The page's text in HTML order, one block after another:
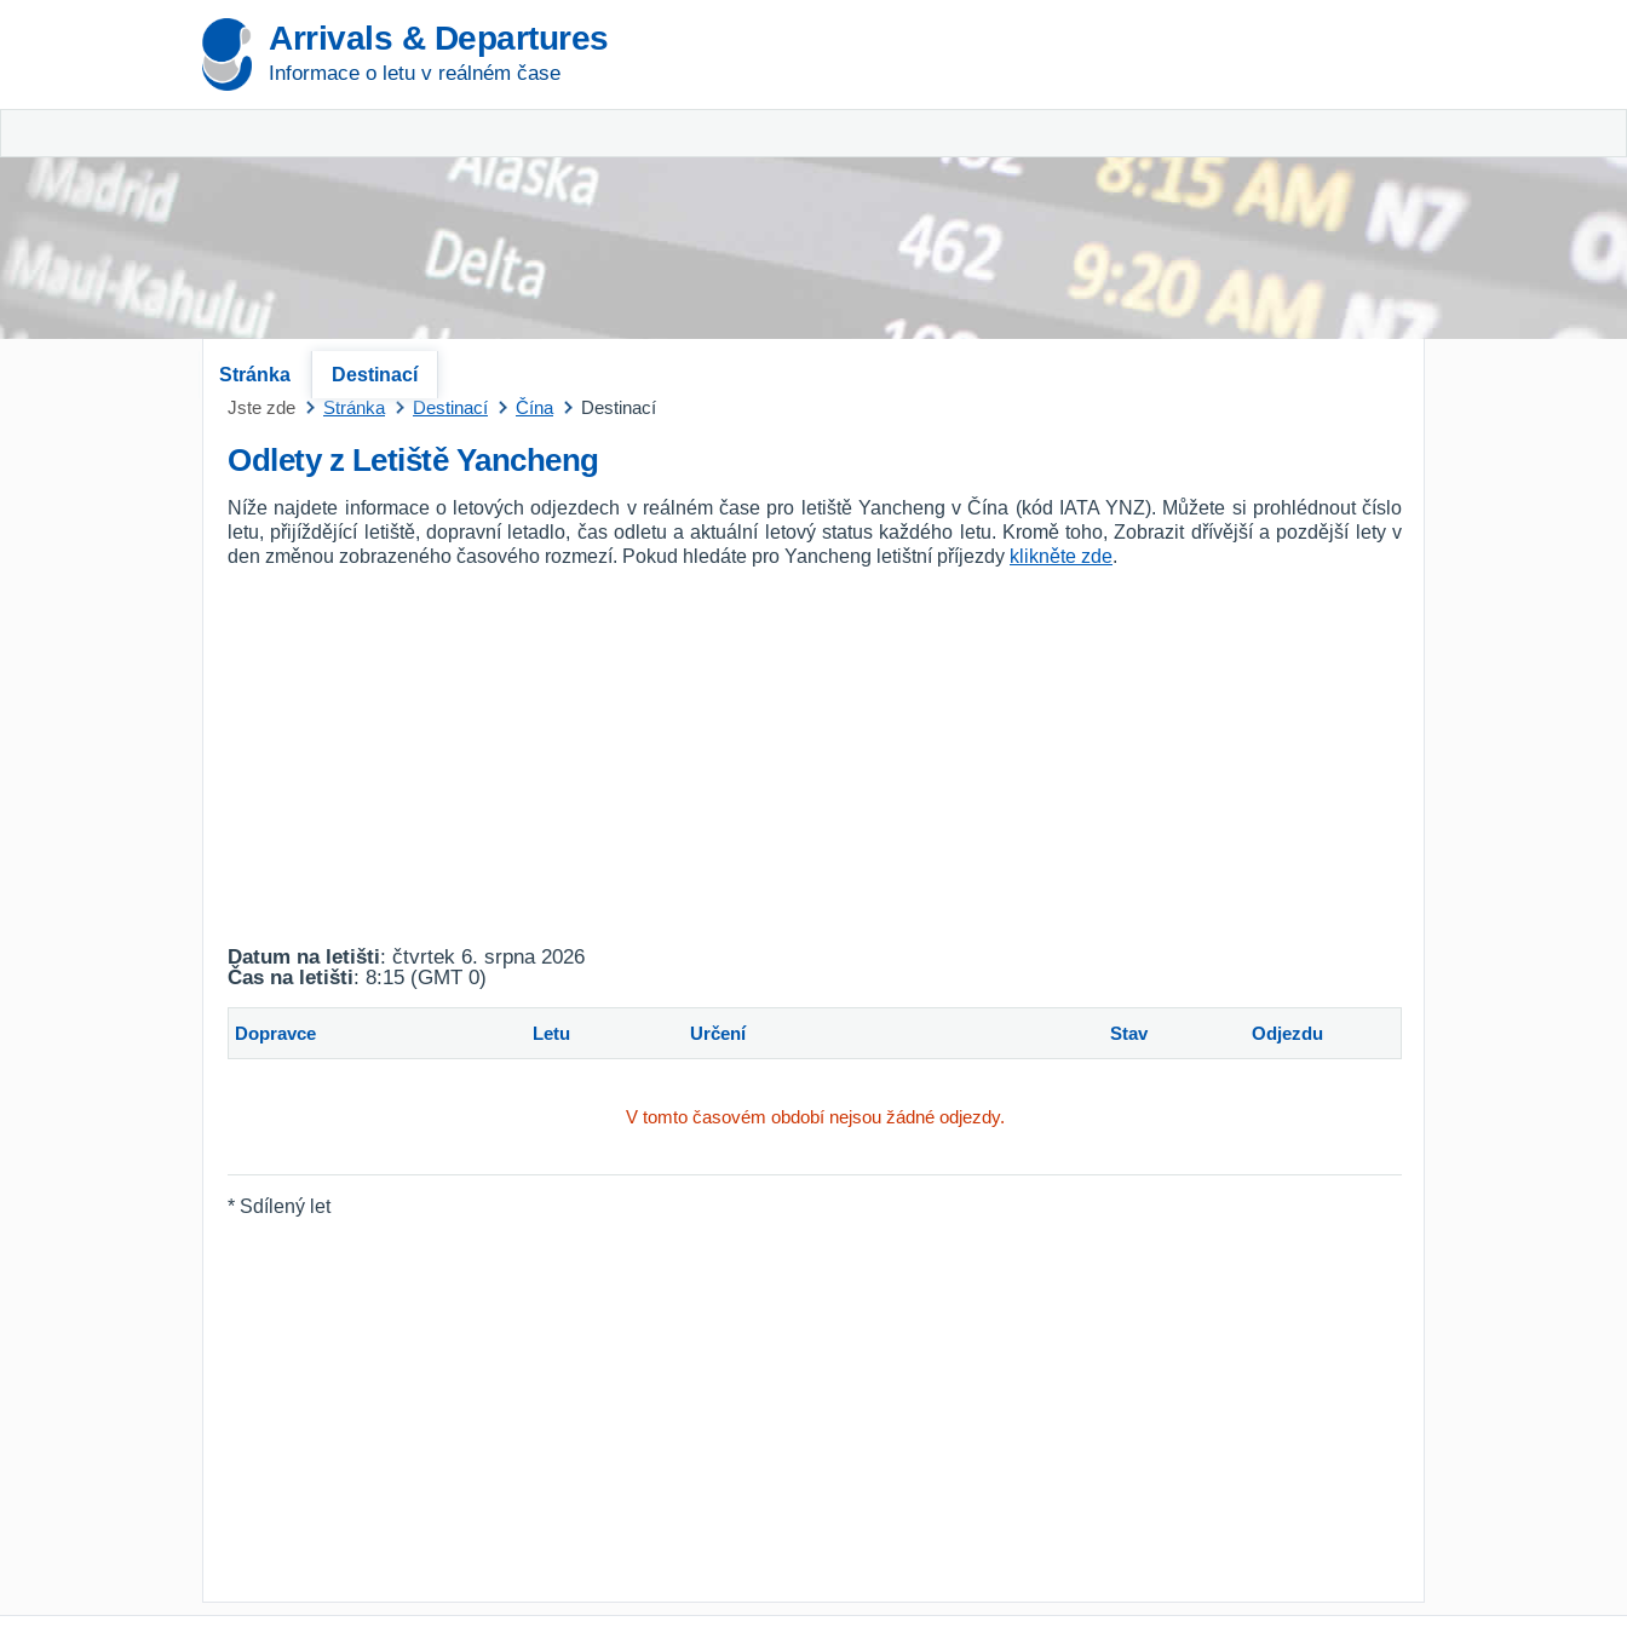
Arrivals & Departures
Informace o letu v reálném čase
Stránka
Destinací
Jste zde
Stránka Destinací Čína Destinací
Odlety z Letiště Yancheng
Níže najdete informace o letových odjezdech v reálném čase pro letiště Yancheng v Čína (kód IATA YNZ). Můžete si prohlédnout číslo
letu, přijíždějící letiště, dopravní letadlo, čas odletu a aktuální letový status každého letu. Kromě toho, Zobrazit dřívější a pozdější lety v
den změnou zobrazeného časového rozmezí. Pokud hledáte pro Yancheng letištní příjezdy klikněte zde.
Datum na letišti: čtvrtek 6. srpna 2026
Čas na letišti: 8:15 (GMT 0)
Dopravce Letu Určení Stav Odjezdu
V tomto časovém období nejsou žádné odjezdy.
* Sdílený let